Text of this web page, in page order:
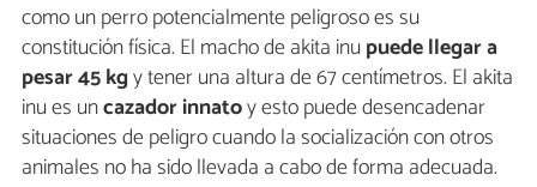
como un perro potencialmente peligroso es su
constitución física. El macho de akita inupuede llegar a
pesar 45 kgy tener una altura de 67 centímetros. El akita
inu es uncazador innatoy esto puede desencadenar
situaciones de peligro cuando la socialización con otros
animales no ha sido llevada a cabo de forma adecuada.